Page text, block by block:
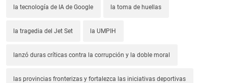
la tecnología de IA de Google la toma de huellas
la tragedia del Jet Set la UMPIH
lanzó duras críticas contra la corrupción y la doble moral
las provincias fronterizas y fortalezca las iniciativas deportivas